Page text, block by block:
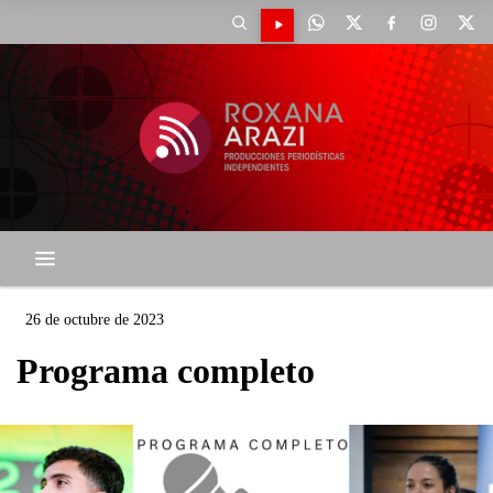
26 de octubre de 2023
Programa completo